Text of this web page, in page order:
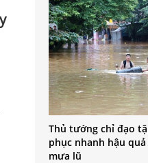
Thủ tướng chỉ đạo
phục nhanh hậu quả
mưa lũ